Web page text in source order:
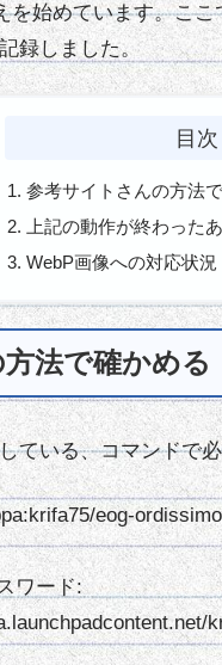
を始めています。こ
録しました。
目次
参考サイトさんの方法
上記の動作が終わった
WebP画像への対応状況
法で確かめる
ている、コマンドで
eog-
ワード: